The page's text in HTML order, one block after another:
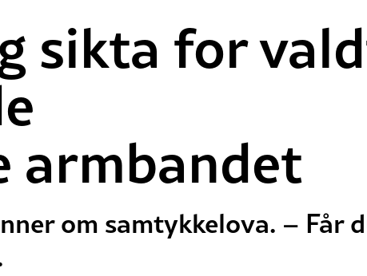
sikta for
armbandet
om samtykkelova. – Får